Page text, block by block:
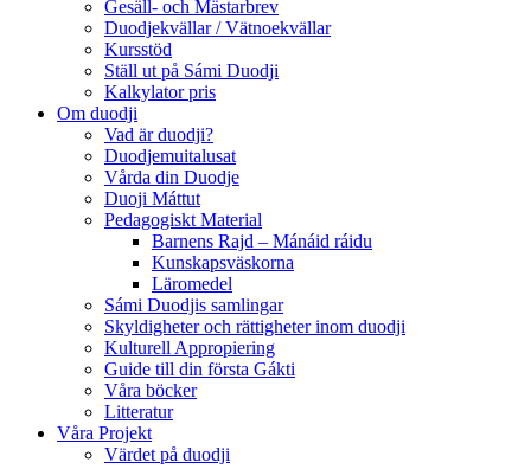
Gesäll- och Mästarbrev
Duodjekvällar / Vätnoekvällar
Kursstöd
Ställ ut på Sámi Duodji
Kalkylator pris
Om duodji
Vad är duodji?
Duodjemuitalusat
Vårda din Duodje
Duoji Máttut
Pedagogiskt Material
Barnens Rajd – Mánáid ráidu
Kunskapsväskorna
Läromedel
Sámi Duodjis samlingar
Skyldigheter och rättigheter inom duodji
Kulturell Appropiering
Guide till din första Gákti
Våra böcker
Litteratur
Våra Projekt
Värdet på duodji​